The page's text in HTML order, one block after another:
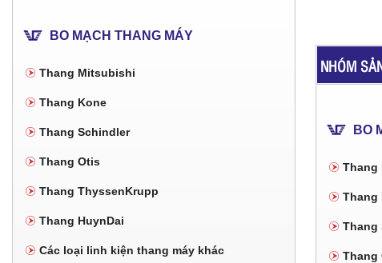
BO MẠCH THANG MÁY
Thang Mitsubishi
Thang Kone
Thang Schindler
Thang Otis
Thang ThyssenKrupp
Thang HuynDai
Các loại linh kiện thang máy khác
NHÓM
BO
Thang
Thang
Thang
Thang